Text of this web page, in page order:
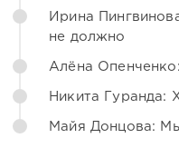
Ирина
не должно
Алёна
Никита Гуранда:
Майя Донцова: